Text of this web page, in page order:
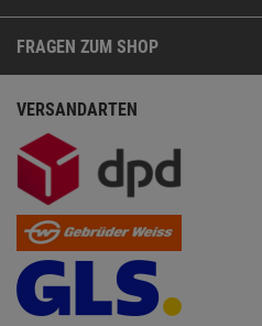
FRAGEN ZUM SHOP
VERSANDARTEN